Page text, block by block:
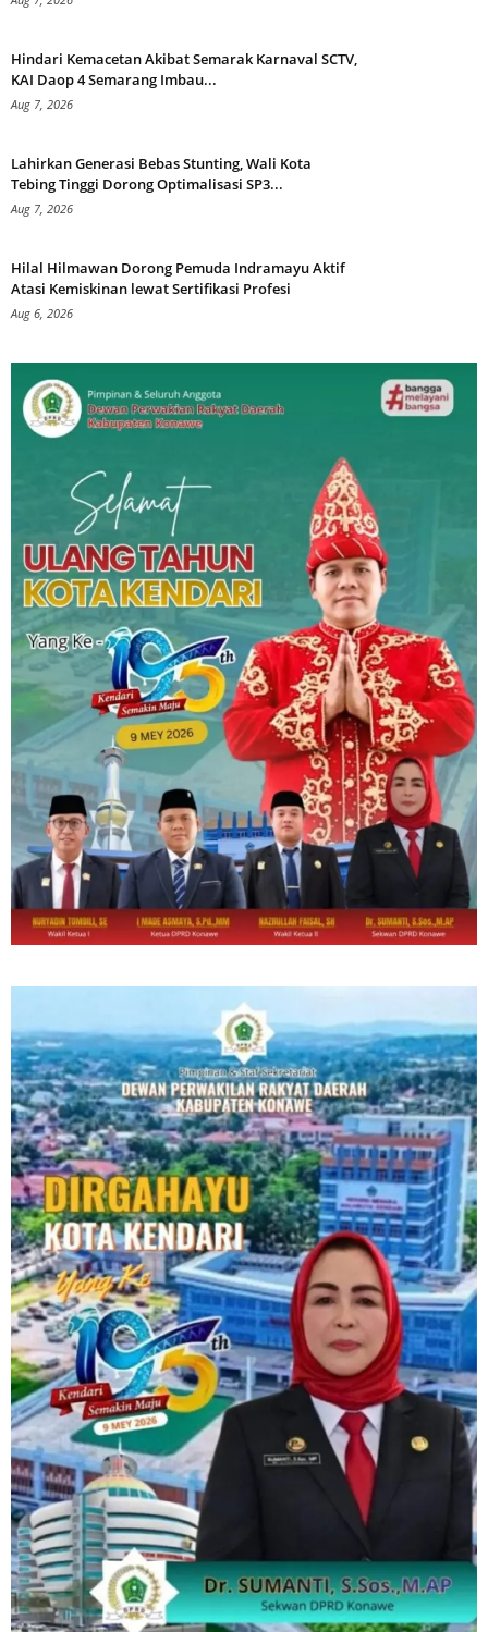
Hindari Kemacetan Akibat Semarak Karnaval SCTV,
KAI Daop 4 Semarang Imbau...
Aug 7, 2026
Lahirkan Generasi Bebas Stunting, Wali Kota
Tebing Tinggi Dorong Optimalisasi SP3...
Aug 7, 2026
Hilal Hilmawan Dorong Pemuda Indramayu Aktif
Atasi Kemiskinan lewat Sertifikasi Profesi
Aug 6, 2026